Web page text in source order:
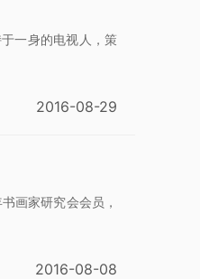
一身的电视人，策
2016-08-29
画家研究会会员，
2016-08-08